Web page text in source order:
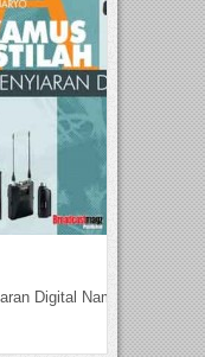
Digital Nama